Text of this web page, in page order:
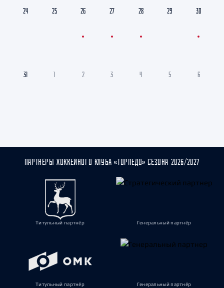
24 25 26 27 28 29 30
31 1 2 3 4 5 6
ПАРТНЁРЫ ХОККЕЙНОГО КЛУБА «ТОРПЕДО» СЕЗОНА 2026/2027
Титульный партнёр Генеральный партнёр
Титульный партнёр Генеральный партнёр